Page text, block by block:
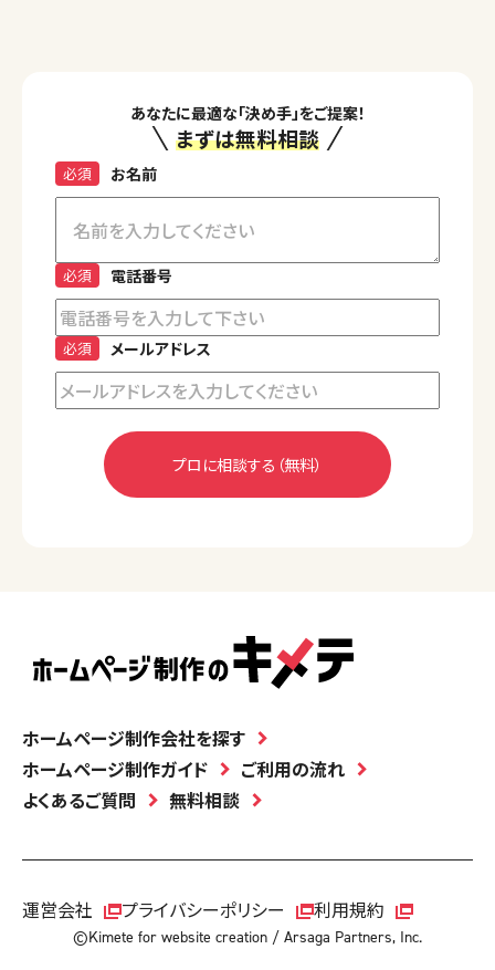
あなたに最適な「決め手」をご提案！
まずは無料相談
お名前
必須
電話番号
必須
メールアドレス
必須
ホームページ制作会社を探す
ホームページ制作ガイド
ご利用の流れ
よくあるご質問
無料相談
運営会社 プライバシーポリシー 利用規約
©Kimete for website creation / Arsaga Partners, Inc.